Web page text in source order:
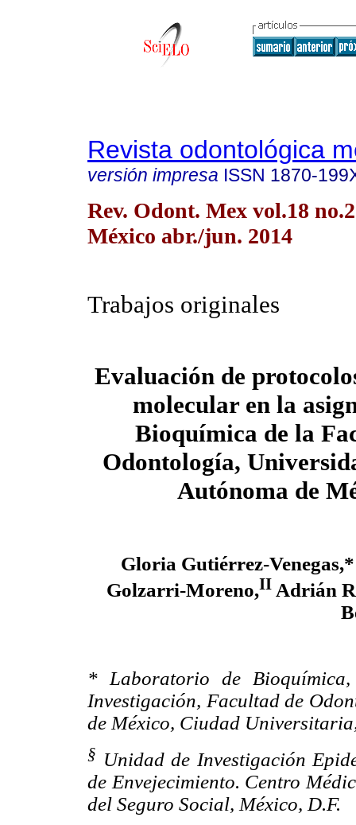
Revista odontológica
versión impresa ISSN 1870-
Rev. Odont. Mex vol.18
México abr./jun. 2014
Trabajos originales
Evaluación de
molecular en la
Bioquímica de la
Odontología,
Autónoma de
Gloria Gutiérrez-
Golzarri-Moreno,II Adrián
* Laboratorio de
Investigación, Facultad de
de México, Ciudad
§ Unidad de Investigación
de Envejecimiento. Centro
del Seguro Social, México, D.F.